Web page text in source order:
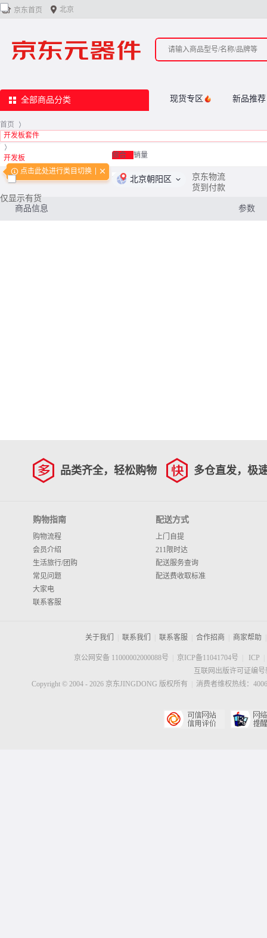
 京东首页  北京
全部商品分类 现货专区 新品推荐
首页
>
开发板套件
>
开发板
点击此处进行类目切换
综合 销量
< 0/0 >
北京朝阳区
京东物流
货到付款
仅显示有货
商品信息
参数
品类齐全，轻松购物 多仓直发，极
购物指南
购物流程
会员介绍
生活旅行/团购
常见问题
大家电
联系客服
配送方式
上门自提
211限时达
配送服务查询
配送费收取标准
关于我们 联系我们 联系客服 合作招商 商家帮助
京公网安备 11000002000088号 京ICP备11041704号 ICP
互联网出版许可证编
Copyright © 2004 - 2026京东JINGDONG 版权所有 消费者维权热线：